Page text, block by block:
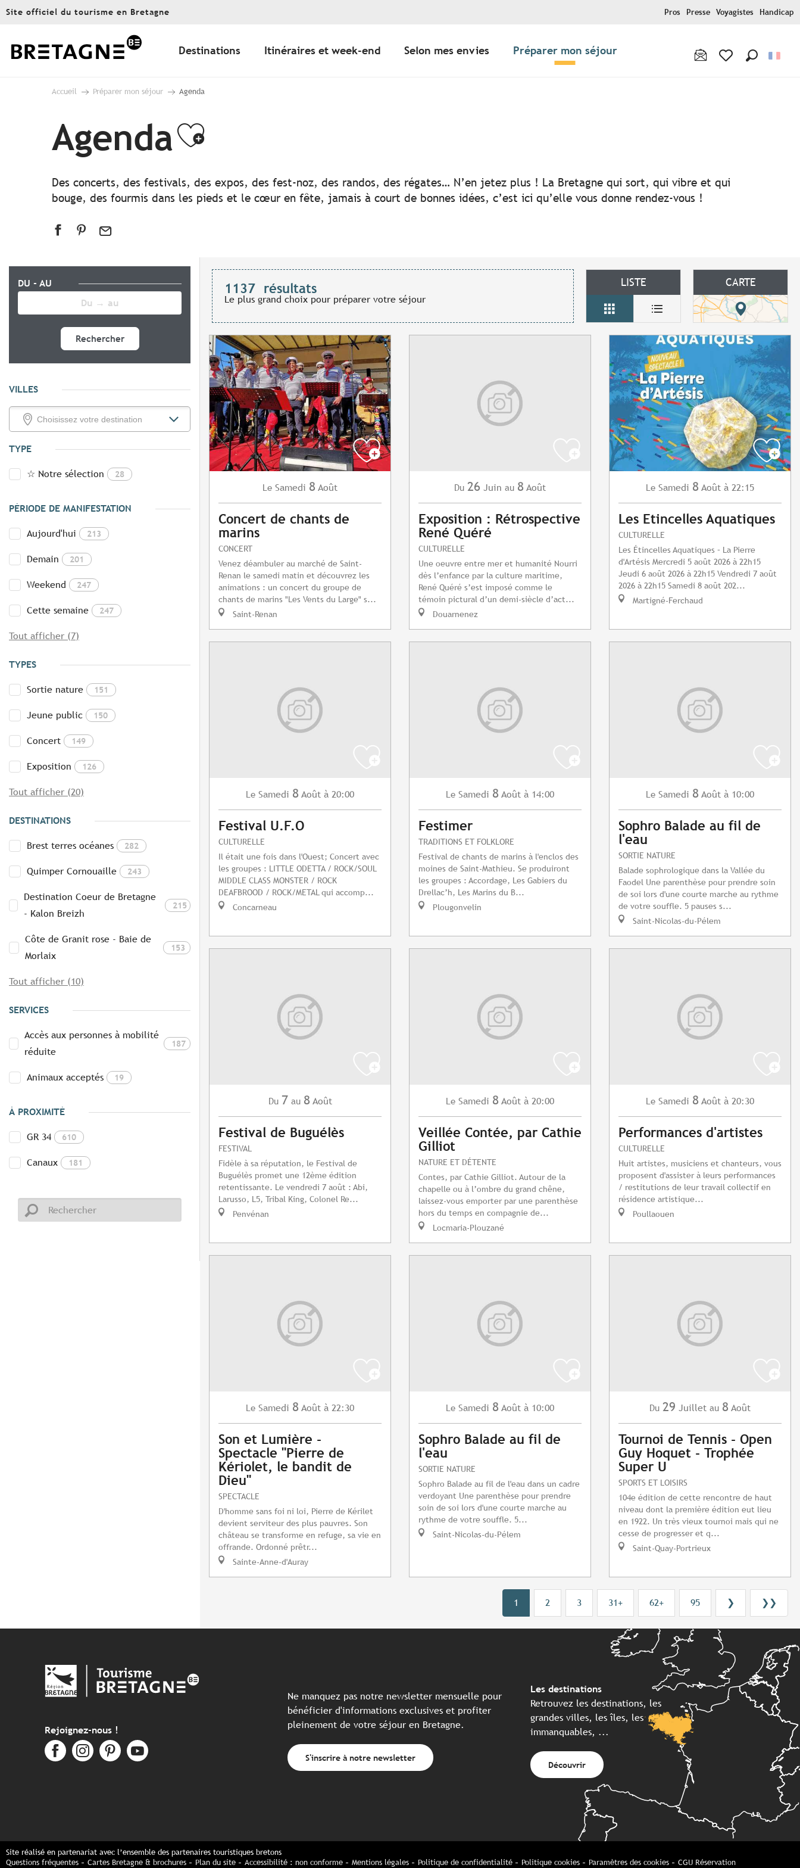
Aller
principal
Site officiel du tourisme en Bretagne Pros Presse Voyagistes Handicap
Destinations Itinéraires et week-end Selon mes envies Préparer mon séjour
Accueil Préparer mon séjour Agenda
AgendaAjouter aux favoris
Des concerts, des festivals, des expos, des fest-noz, des randos, des régates… N’en jetez plus ! La Bretagne qui sort, qui vibre et qui
bouge, des fourmis dans les pieds et le cœur en fête, jamais à court de bonnes idées, c’est ici qu’elle vous donne rendez-vous !
DU - AU
Rechercher
VILLES
TYPE
☆ Notre sélection 28
PÉRIODE DE MANIFESTATION
Aujourd'hui 213
Demain 201
Weekend 247
Cette semaine 247
Tout afficher (7)
TYPES
Sortie nature 151
Jeune public 150
Concert 149
Exposition 126
Tout afficher (20)
DESTINATIONS
Brest terres océanes 282
Quimper Cornouaille 243
Destination Coeur de Bretagne
- Kalon Breizh
215
Côte de Granit rose - Baie de
Morlaix
153
Tout afficher (10)
SERVICES
Accès aux personnes à mobilité
réduite
187
Animaux acceptés 19
À PROXIMITÉ
GR 34 610
Canaux 181
1137 résultats
Le plus grand choix pour préparer votre séjour
LISTE CARTE
Le Samedi 8 Août
Concert de chants de
marins
CONCERT
Venez déambuler au marché de Saint-
Renan le samedi matin et découvrez les
animations : un concert du groupe de
chants de marins "Les Vents du Large" s...
Saint-Renan
Du 26 Juin au 8 Août
Exposition : Rétrospective
René Quéré
CULTURELLE
Une oeuvre entre mer et humanité Nourri
dès l’enfance par la culture maritime,
René Quéré s’est imposé comme le
témoin pictural d’un demi-siècle d’act...
Douarnenez
Le Samedi 8 Août à 22:15
Les Etincelles Aquatiques
CULTURELLE
Les Étincelles Aquatiques – La Pierre
d'Artésis Mercredi 5 août 2026 à 22h15
Jeudi 6 août 2026 à 22h15 Vendredi 7 août
2026 à 22h15 Samedi 8 août 202...
Martigné-Ferchaud
Le Samedi 8 Août à 20:00
Festival U.F.O
CULTURELLE
Il était une fois dans l'Ouest; Concert avec
les groupes : LITTLE ODETTA / ROCK/SOUL
MIDDLE CLASS MONSTER / ROCK
DEAFBROOD / ROCK/METAL qui accomp...
Concarneau
Le Samedi 8 Août à 14:00
Festimer
TRADITIONS ET FOLKLORE
Festival de chants de marins à l'enclos des
moines de Saint-Mathieu. Se produiront
les groupes : Accordage, Les Gabiers du
Drellac’h, Les Marins du B...
Plougonvelin
Le Samedi 8 Août à 10:00
Sophro Balade au fil de
l'eau
SORTIE NATURE
Balade sophrologique dans la Vallée du
Faodel Une parenthèse pour prendre soin
de soi lors d'une courte marche au rythme
de votre souffle. 5 pauses s...
Saint-Nicolas-du-Pélem
Du 7 au 8 Août
Festival de Buguélès
FESTIVAL
Fidèle à sa réputation, le Festival de
Buguélès promet une 12ème édition
retentissante. Le vendredi 7 août : Abi,
Larusso, L5, Tribal King, Colonel Re...
Penvénan
Le Samedi 8 Août à 20:00
Veillée Contée, par Cathie
Gilliot
NATURE ET DÉTENTE
Contes, par Cathie Gilliot. Autour de la
chapelle ou à l’ombre du grand chêne,
laissez-vous emporter par une parenthèse
hors du temps en compagnie de...
Locmaria-Plouzané
Le Samedi 8 Août à 20:30
Performances d'artistes
CULTURELLE
Huit artistes, musiciens et chanteurs, vous
proposent d'assister à leurs performances
/ restitutions de leur travail collectif en
résidence artistique...
Poullaouen
Le Samedi 8 Août à 22:30
Son et Lumière -
Spectacle "Pierre de
Kériolet, le bandit de
Dieu"
SPECTACLE
D'homme sans foi ni loi, Pierre de Kérilet
devient serviteur des plus pauvres. Son
château se transforme en refuge, sa vie en
offrande. Ordonné prêtr...
Sainte-Anne-d'Auray
Le Samedi 8 Août à 10:00
Sophro Balade au fil de
l'eau
SORTIE NATURE
Sophro Balade au fil de l'eau dans un cadre
verdoyant Une parenthèse pour prendre
soin de soi lors d'une courte marche au
rythme de votre souffle. 5...
Saint-Nicolas-du-Pélem
Du 29 Juillet au 8 Août
Tournoi de Tennis - Open
Guy Hoquet - Trophée
Super U
SPORTS ET LOISIRS
104e édition de cette rencontre de haut
niveau dont la première édition eut lieu
en 1922. Un très vieux tournoi mais qui ne
cesse de progresser et q...
Saint-Quay-Portrieux
1 2 3 31+ 62+ 95 ❯ ❯❯
Rejoignez-nous !
Ne manquez pas notre newsletter mensuelle pour
bénéficier d'informations exclusives et profiter
pleinement de votre séjour en Bretagne.
S'inscrire à notre newsletter
Les destinations
Retrouvez les destinations, les
grandes villes, les îles, les
immanquables, ...
Découvrir
Site réalisé en partenariat avec l’ensemble des partenaires touristiques bretons
Questions fréquentes
Cartes Bretagne & brochures Plan du site Accessibilité : non conforme Mentions légales Politique de confidentialité Politique cookies Paramètres des cookies CGU Réservation